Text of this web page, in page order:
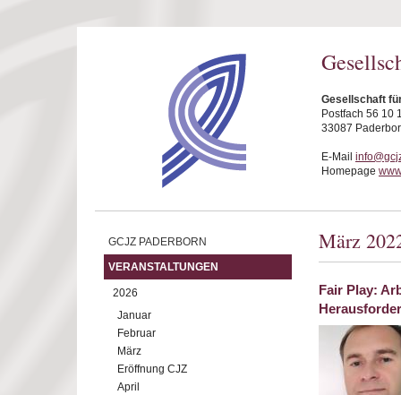
Gesellschaft
Postfach 56 10
33087
E-Mail
Homepage
GCJZ PADERBORN
VERANSTALTUNGEN
2026
Januar
Februar
März
Eröffnung CJZ
April
März
Fair Play: